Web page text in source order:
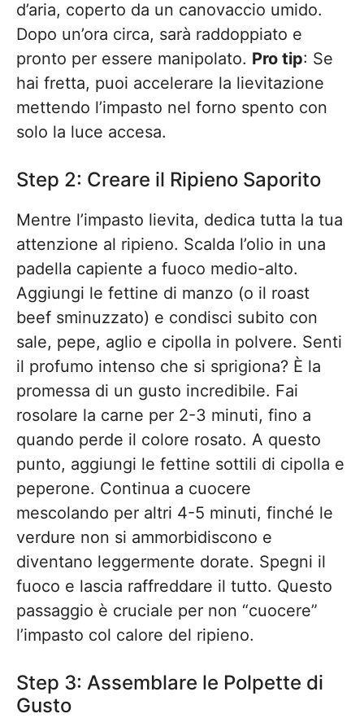
d’aria, coperto da un canovaccio umido.
Dopo un’ora circa, sarà raddoppiato e
pronto per essere manipolato. Pro tip: Se
hai fretta, puoi accelerare la lievitazione
mettendo l’impasto nel forno spento con
solo la luce accesa.
Step 2: Creare il Ripieno Saporito
Mentre l’impasto lievita, dedica tutta la tua
attenzione al ripieno. Scalda l’olio in una
padella capiente a fuoco medio-alto.
Aggiungi le fettine di manzo (o il roast
beef sminuzzato) e condisci subito con
sale, pepe, aglio e cipolla in polvere. Senti
il profumo intenso che si sprigiona? È la
promessa di un gusto incredibile. Fai
rosolare la carne per 2-3 minuti, fino a
quando perde il colore rosato. A questo
punto, aggiungi le fettine sottili di cipolla e
peperone. Continua a cuocere
mescolando per altri 4-5 minuti, finché le
verdure non si ammorbidiscono e
diventano leggermente dorate. Spegni il
fuoco e lascia raffreddare il tutto. Questo
passaggio è cruciale per non “cuocere”
l’impasto col calore del ripieno.
Step 3: Assemblare le Polpette di
Gusto